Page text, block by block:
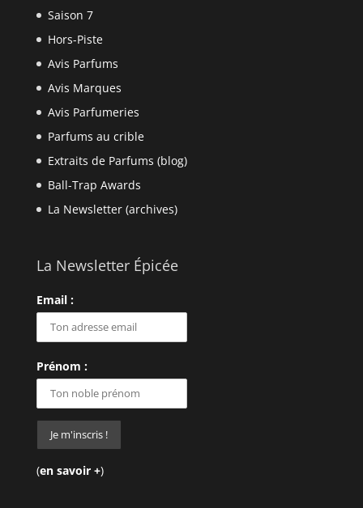
Saison 7
Hors-Piste
Avis Parfums
Avis Marques
Avis Parfumeries
Parfums au crible
Extraits de Parfums (blog)
Ball-Trap Awards
La Newsletter (archives)
La Newsletter Épicée
Email :
Prénom :
(en savoir +)